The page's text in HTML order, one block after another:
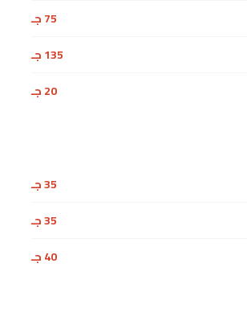
75 جـ
135 جـ
20 جـ
35 جـ
35 جـ
40 جـ